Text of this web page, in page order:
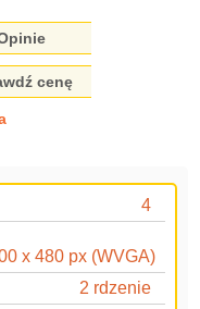
cenę
4
x 480 px (WVGA)
2 rdzenie